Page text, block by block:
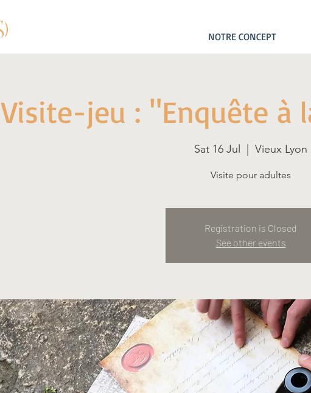
NOTRE CONCEPT
Visite-jeu : "Enquête à
Sat 16 Jul Vieux Lyon
Visite pour adultes
Registration is Closed
See other events